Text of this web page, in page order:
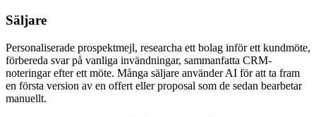
Säljare
Personaliserade prospektmejl, researcha ett bolag inför ett kundmöte,
förbereda svar på vanliga invändningar, sammanfatta CRM-
noteringar efter ett möte. Många säljare använder AI för att ta fram
en första version av en offert eller proposal som de sedan bearbetar
manuellt.